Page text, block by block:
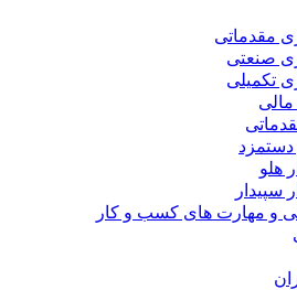
مقدماتی
صنعتی
تکمیلی
هلو
سپیدار
و مهارت های کسب و کار